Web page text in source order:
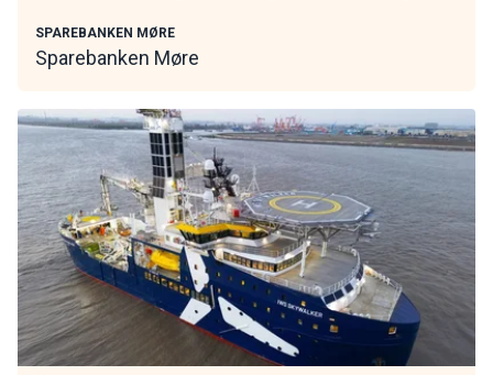
SPAREBANKEN MØRE
Sparebanken Møre